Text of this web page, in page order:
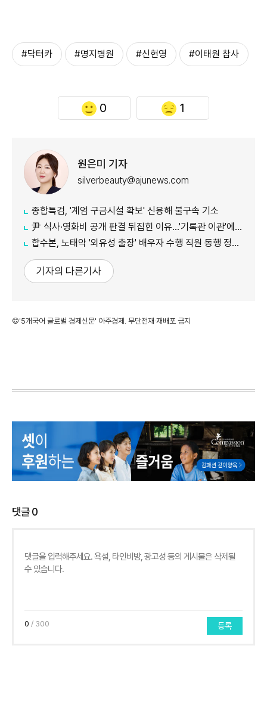
#닥터카 #명지병원 #신현영 #이태원 참사
0 1
원은미 기자
silverbeauty@ajunews.com
종합특검, '계엄 구금시설 확보' 신용해 불구속 기소
尹 식사·영화비 공개 판결 뒤집힌 이유…'기록관 이관'에 소송 실익 쟁점
합수본, 노태악 '외유성 출장' 배우자 수행 직원 동행 정황 포착
기자의 다른기사
©'5개국어 글로벌 경제신문' 아주경제. 무단전재·재배포 금지
댓글0
0 / 300 등록